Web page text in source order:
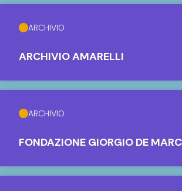
ARCHIVIO
ARCHIVIO AMARELLI
ARCHIVIO
FONDAZIONE GIORGIO DE